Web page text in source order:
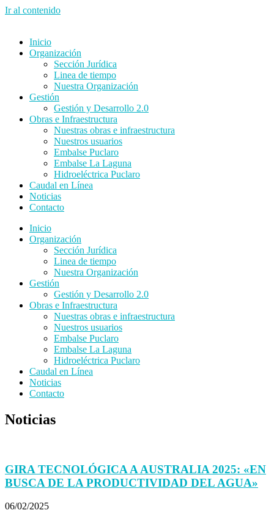
Ir al contenido
Inicio
Organización
Sección Jurídica
Linea de tiempo
Nuestra Organización
Gestión
Gestión y Desarrollo 2.0
Obras e Infraestructura
Nuestras obras e infraestructura
Nuestros usuarios
Embalse Puclaro
Embalse La Laguna
Hidroeléctrica Puclaro
Caudal en Línea
Noticias
Contacto
Inicio
Organización
Sección Jurídica
Linea de tiempo
Nuestra Organización
Gestión
Gestión y Desarrollo 2.0
Obras e Infraestructura
Nuestras obras e infraestructura
Nuestros usuarios
Embalse Puclaro
Embalse La Laguna
Hidroeléctrica Puclaro
Caudal en Línea
Noticias
Contacto
Noticias
GIRA TECNOLÓGICA A AUSTRALIA 2025: «EN
BUSCA DE LA PRODUCTIVIDAD DEL AGUA»
06/02/2025